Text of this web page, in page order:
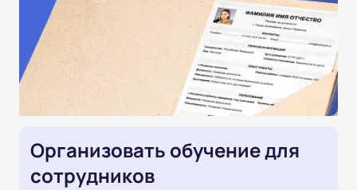
Организовать обучение для
сотрудников